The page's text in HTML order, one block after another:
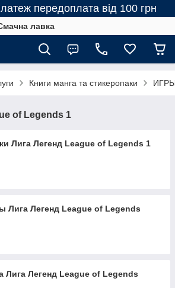
передоплата від 100 грн
лавка
Книги манга та стикеропаки
of Legends 1
Лига Легенд League of Legends 1
Лига Легенд League of Legends
Лига Легенд League of Legends